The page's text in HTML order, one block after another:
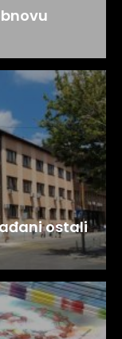
ostali